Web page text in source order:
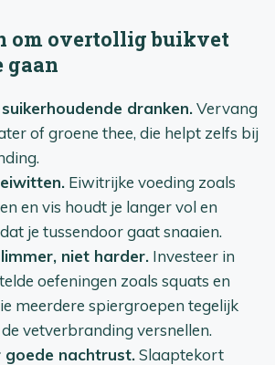
om overtollig buikvet
gaan
dranken.Vervang
of groene thee, die helpt zelfs bij
Eiwitrijke voeding zoals
en vis houdt je langer vol en
je tussendoor gaat snaaien.
niet harder. Investeer in
oefeningen zoals squats en
meerdere spiergroepen tegelijk
vetverbranding versnellen.
goede nachtrust.Slaaptekort